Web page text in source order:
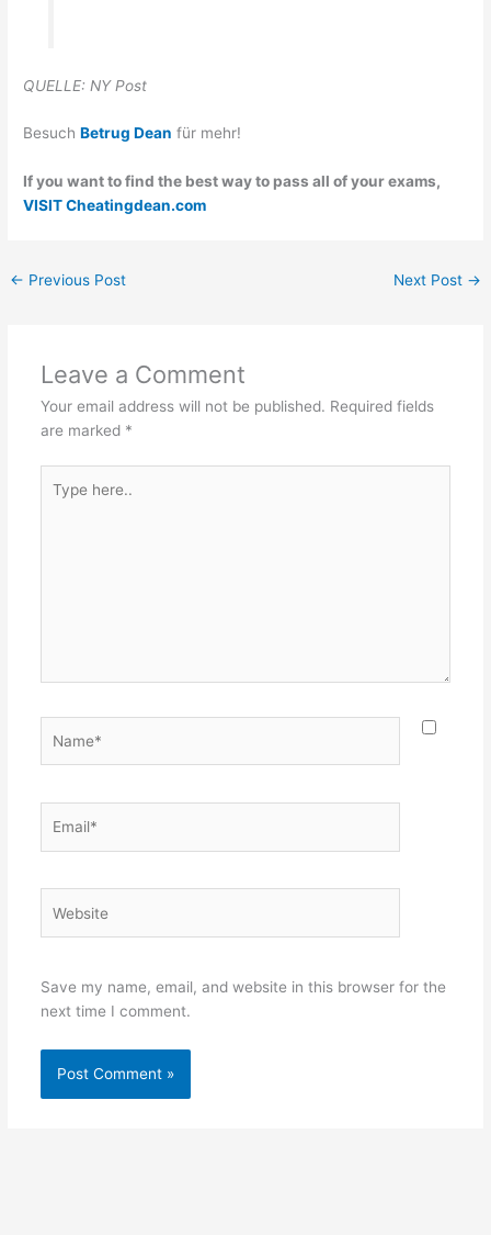
QUELLE: NY Post
BesuchBetrug Dean für mehr!
If you want to find the best way to pass all of your exams,
VISIT Cheatingdean.com
← Previous Post Next Post →
Leave a Comment
Your email address will not be published. Required fields
are marked *
here..
Save my name, email, and website in this browser for the
next time I comment.